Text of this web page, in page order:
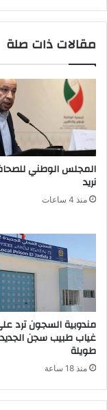
مقالات ذات صلة
المجلس الوطني
نريد
منذ 4 ساعات
مندوبية السجون ترد
غياب طبيب سجن
طويلة
منذ 18 ساعة